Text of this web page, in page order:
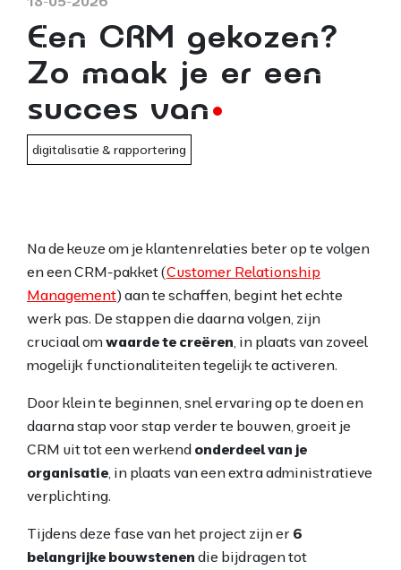
Een CRM gekozen?
Zo maak je er een
succes van
digitalisatie & rapportering
Na de keuze om je klantenrelaties beter op te volgen
en een CRM-pakket (Customer Relationship
Management) aan te schaffen, begint het echte
werk pas. De stappen die daarna volgen, zijn
cruciaal omwaarde te creëren, in plaats van zoveel
mogelijk functionaliteiten tegelijk te activeren.
Door klein te beginnen, snel ervaring op te doen en
daarna stap voor stap verder te bouwen, groeit je
CRM uit tot een werkend onderdeel van je
organisatie, in plaats van een extra administratieve
verplichting.
Tijdens deze fase van het project zijn er 6
belangrijke bouwstenen die bijdragen tot